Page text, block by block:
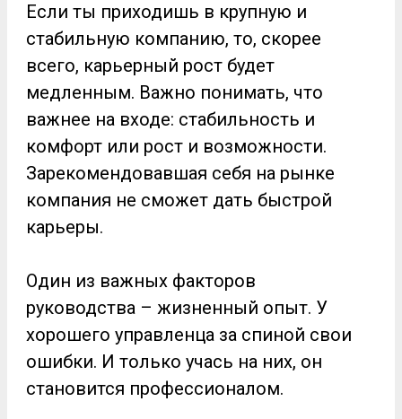
Если ты приходишь в крупную и
стабильную компанию, то, скорее
всего, карьерный рост будет
медленным. Важно понимать, что
важнее на входе: стабильность и
комфорт или рост и возможности.
Зарекомендовавшая себя на рынке
компания не сможет дать быстрой
карьеры.
Один из важных факторов
руководства – жизненный опыт. У
хорошего управленца за спиной свои
ошибки. И только учась на них, он
становится профессионалом.